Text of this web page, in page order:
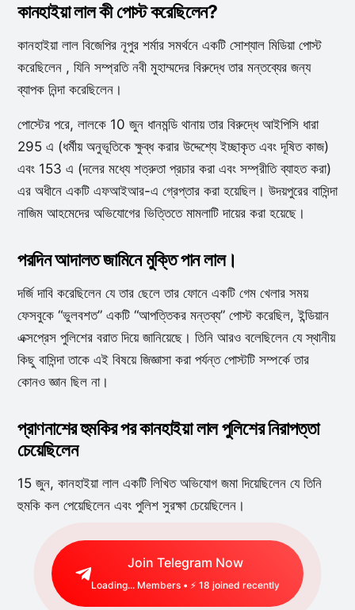
কানহাইয়া লাল কী পোস্ট করেছিলেন?
কানহাইয়া লাল বিজেপির নূপুর শর্মার সমর্থনে একটি সোশ্যাল মিডিয়া পোস্ট
করেছিলেন , যিনি সম্প্রতি নবী মুহাম্মদের বিরুদ্ধে তার মন্তব্যের জন্য
ব্যাপক নিন্দা করেছিলেন।
পোস্টের পরে, লালকে 10 জুন ধানমন্ডি থানায় তার বিরুদ্ধে আইপিসি ধারা
295 এ (ধর্মীয় অনুভূতিকে ক্ষুব্ধ করার উদ্দেশ্যে ইচ্ছাকৃত এবং দূষিত কাজ)
এবং 153 এ (দলের মধ্যে শত্রুতা প্রচার করা এবং সম্প্রীতি ব্যাহত করা)
এর অধীনে একটি এফআইআর-এ গ্রেপ্তার করা হয়েছিল। উদয়পুরের বাসিন্দা
নাজিম আহমেদের অভিযোগের ভিত্তিতে মামলাটি দায়ের করা হয়েছে।
পরদিন আদালত জামিনে মুক্তি পান লাল।
দর্জি দাবি করেছিলেন যে তার ছেলে তার ফোনে একটি গেম খেলার সময়
ফেসবুকে “ভুলবশত” একটি “আপত্তিকর মন্তব্য” পোস্ট করেছিল, ইন্ডিয়ান
এক্সপ্রেস পুলিশের বরাত দিয়ে জানিয়েছে। তিনি আরও বলেছিলেন যে স্থানীয়
কিছু বাসিন্দা তাকে এই বিষয়ে জিজ্ঞাসা করা পর্যন্ত পোস্টটি সম্পর্কে তার
কোনও জ্ঞান ছিল না।
প্রাণনাশের হুমকির পর কানহাইয়া লাল পুলিশের নিরাপত্তা
চেয়েছিলেন
15 জুন, কানহাইয়া লাল একটি লিখিত অভিযোগ জমা দিয়েছিলেন যে তিনি
হুমকি কল পেয়েছিলেন এবং পুলিশ সুরক্ষা চেয়েছিলেন।
Join Telegram Now
Loading... Members • ⚡ 18 joined recently